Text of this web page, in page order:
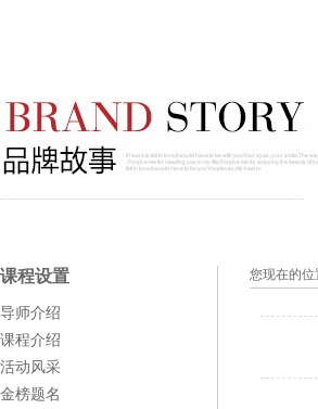
课程设置
导师介绍
课程介绍
活动风采
金榜题名
您现在的位